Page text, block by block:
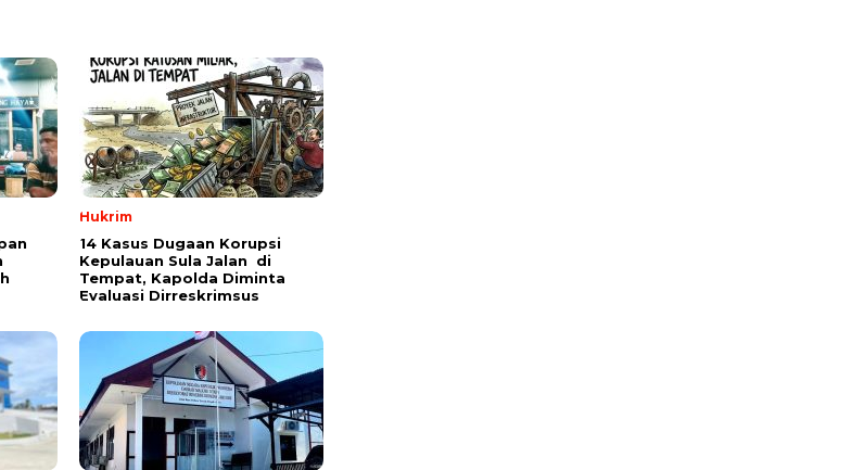
Hukrim
14 Kasus Dugaan Korupsi
Kepulauan Sula Jalan di
Tempat, Kapolda Diminta
Evaluasi Dirreskrimsus